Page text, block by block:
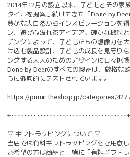
2014年12月の設立以来、子どもとその家
タイルを提案し続けてきた「Done by Deer
豊かな大自然からインスピレーションを
ン、遊び心溢れるアイデア、確かな機能
チングによって、子どもたちの想像力を
け込む製品設計、子どもの成長を見守り
ングする大人のためのデザインに日々挑戦
Done by Deerのすべての製品は、厳格な
うに徹底的にテストされています。
https://primii.theshop.jp/categories/
+‥‥‥‥‥‥‥‥‥‥‥‥‥‥‥‥‥‥+
▽ ギフトラッピングについて ▽
当店では有料ギフトラッピングをご用意し
ご希望の方は商品と一緒に「有料ギフト